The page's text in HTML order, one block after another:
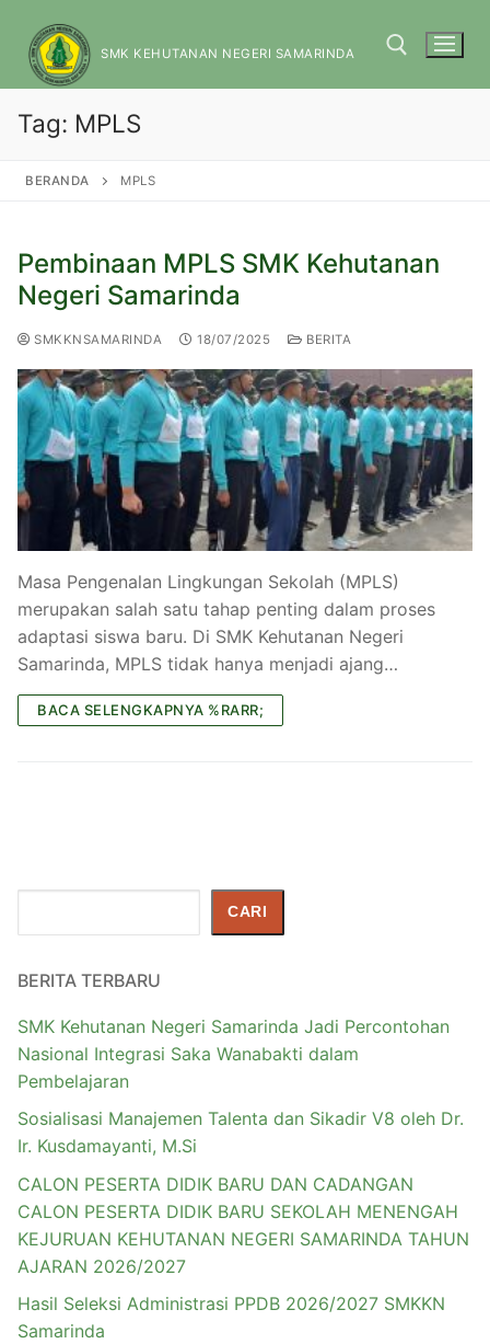
SMK KEHUTANAN NEGERI SAMARINDA
Tag: MPLS
BERANDA MPLS
Pembinaan MPLS SMK Kehutanan
Negeri Samarinda
SMKKNSAMARINDA 18/07/2025 BERITA
Masa Pengenalan Lingkungan Sekolah (MPLS)
merupakan salah satu tahap penting dalam proses
adaptasi siswa baru. Di SMK Kehutanan Negeri
Samarinda, MPLS tidak hanya menjadi ajang…
BACA SELENGKAPNYA %RARR;
CARI
BERITA TERBARU
SMK Kehutanan Negeri Samarinda Jadi Percontohan
Nasional Integrasi Saka Wanabakti dalam
Pembelajaran
Sosialisasi Manajemen Talenta dan Sikadir V8 oleh Dr.
Ir. Kusdamayanti, M.Si
CALON PESERTA DIDIK BARU DAN CADANGAN
CALON PESERTA DIDIK BARU SEKOLAH MENENGAH
KEJURUAN KEHUTANAN NEGERI SAMARINDA TAHUN
AJARAN 2026/2027
Hasil Seleksi Administrasi PPDB 2026/2027 SMKKN
Samarinda